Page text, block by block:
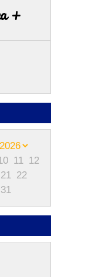
+
11 12
21 22
31